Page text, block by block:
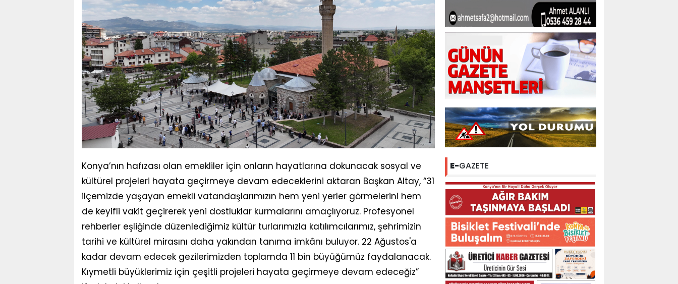
Konya’nın hafızası olan emekliler için onların hayatlarına dokunacak sosyal ve
kültürel projeleri hayata geçirmeye devam edeceklerini aktaran Başkan Altay, “31
ilçemizde yaşayan emekli vatandaşlarımızın hem yeni yerler görmelerini hem
de keyifli vakit geçirerek yeni dostluklar kurmalarını amaçlıyoruz. Profesyonel
rehberler eşliğinde düzenlediğimiz kültür turlarımızla katılımcılarımız, şehrimizin
tarihi ve kültürel mirasını daha yakından tanıma imkânı buluyor. 22 Ağustos'a
kadar devam edecek gezilerimizden toplamda 11 bin büyüğümüz faydalanacak.
Kıymetli büyüklerimiz için çeşitli projeleri hayata geçirmeye devam edeceğiz”
E-GAZETE